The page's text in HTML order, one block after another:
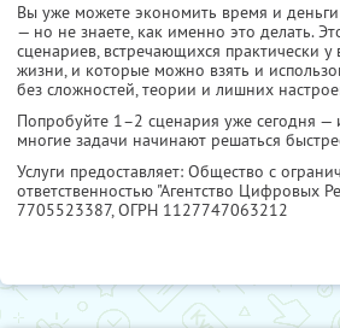
Вы уже можете экономить время и
— но не знаете, как именно это делать.
сценариев, встречающихся практически у
жизни, и которые можно взять и
без сложностей, теории и лишних
Попробуйте 1–2 сценария уже сегодня —
многие задачи начинают решаться
Услуги предоставляет: Общество с
ответственностью "Агентство Цифровых
7705523387, ОГРН 1127747063212